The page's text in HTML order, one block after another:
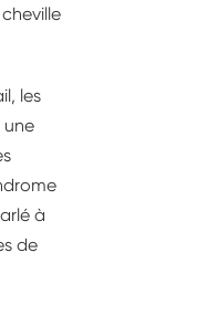
les
une
à
de